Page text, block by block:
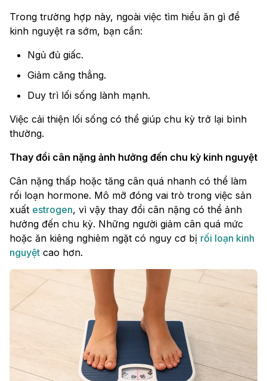
Trong trường hợp này, ngoài việc tìm hiểu ăn gì để
kinh nguyệt ra sớm, bạn cần:
Ngủ đủ giấc.
Giảm căng thẳng.
Duy trì lối sống lành mạnh.
Việc cải thiện lối sống có thể giúp chu kỳ trở lại bình
thường.
Thay đổi cân nặng ảnh hưởng đến chu kỳ kinh nguyệt
Cân nặng thấp hoặc tăng cân quá nhanh có thể làm
rối loạn hormone. Mô mỡ đóng vai trò trong việc sản
xuất estrogen, vì vậy thay đổi cân nặng có thể ảnh
hưởng đến chu kỳ. Những người giảm cân quá mức
hoặc ăn kiêng nghiêm ngặt có nguy cơ bị rối loạn kinh
nguyệt cao hơn.